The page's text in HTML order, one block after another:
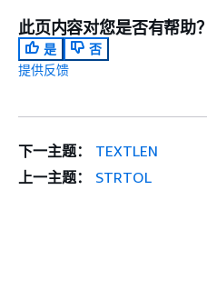
此页内容对您是否有帮助？
是
否
提供反馈
下一主题：
TEXTLEN
上一主题：
STRTOL